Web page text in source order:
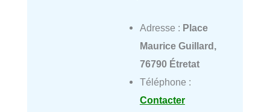
Adresse : Place
Maurice Guillard,
76790 Étretat
Téléphone :
Contacter